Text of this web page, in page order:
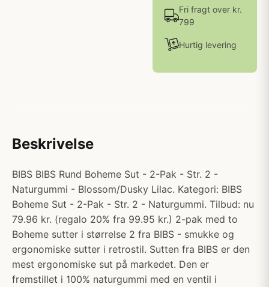
Fri fragt over kr.
799
Hurtig levering
Beskrivelse
BIBS BIBS Rund Boheme Sut - 2-Pak - Str. 2 -
Naturgummi - Blossom/Dusky Lilac. Kategori: BIBS
Boheme Sut - 2-Pak - Str. 2 - Naturgummi. Tilbud: nu
79.96 kr. (regalo 20% fra 99.95 kr.) 2-pak med to
Boheme sutter i størrelse 2 fra BIBS - smukke og
ergonomiske sutter i retrostil. Sutten fra BIBS er den
mest ergonomiske sut på markedet. Den er
fremstillet i 100% naturgummi med en ventil i